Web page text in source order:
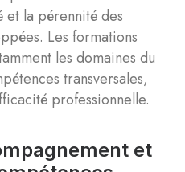
et la pérennité des
Les formations
les domaines du
transversales,
professionnelle.
et